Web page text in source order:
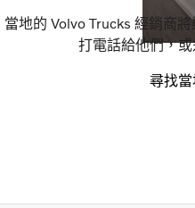
當地的 Volvo Trucks 經銷商
打電話給他們，
尋找